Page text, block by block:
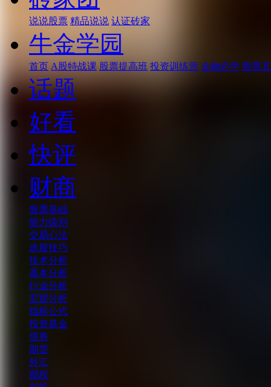
说说股票 精品说说 认证砖家
牛金学园
首页 A股特战课 股票提高班 投资训练营 金融必学 股票
话题
好看
快评
财商
股票基础
能力级别
交易心法
选股技巧
技术分析
基本分析
行业分析
宏观分析
指标公式
投资基金
债券
期货
外汇
期权